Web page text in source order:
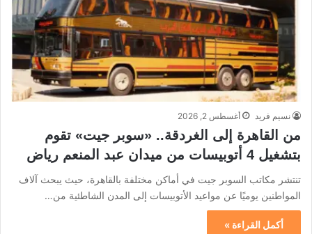
نسيم فريد أغسطس 2, 2026
من القاهرة إلى الغردقة.. «سوبر جيت» تقوم
بتشغيل 4 أتوبيسات من ميدان عبد المنعم رياض
تنتشر مكاتب السوبر جيت في أماكن مختلفة بالقاهرة، حيث يبحث آلاف
المواطنين يوميًا عن مواعيد الأتوبيسات إلى المدن الشاطئية من…
أكمل القراءة »